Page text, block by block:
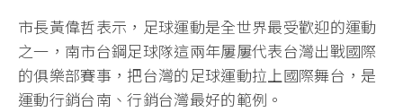
市長黃偉哲表示，足球運動是全世界最受歡迎的運動
之一，南市台鋼足球隊這兩年屢屢代表台灣出戰國際
的俱樂部賽事，把台灣的足球運動拉上國際舞台，是
運動行銷台南、行銷台灣最好的範例。